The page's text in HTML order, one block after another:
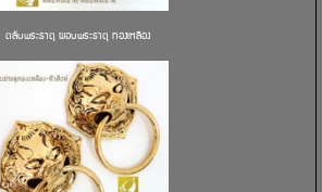
ตลับพระธาตุ ผอบพระธาตุ ทองเหลือง